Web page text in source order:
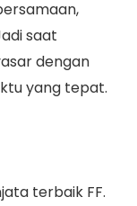
saat
dengan
yang tepat.
terbaik FF.